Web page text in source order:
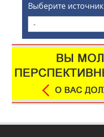
Выберите источник
-